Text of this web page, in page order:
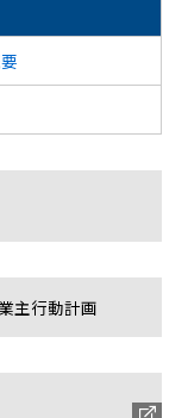
主行動計画